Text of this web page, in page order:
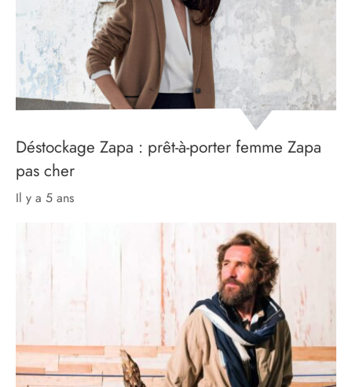
Déstockage Zapa : prêt-à-porter femme Zapa
pas cher
il y a 5 ans